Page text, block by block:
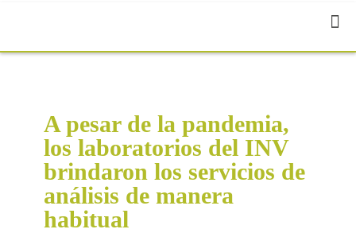
A pesar de la pandemia,
los laboratorios del INV
brindaron los servicios de
análisis de manera
habitual